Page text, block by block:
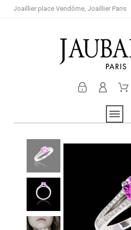
Joaillier place Vendôme, Joaillier Paris